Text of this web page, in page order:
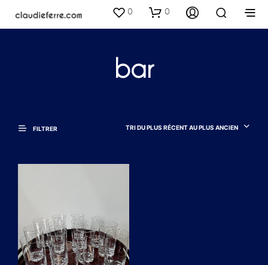
0 0
bar
FILTRER TRI DU PLUS RÉCENT AU PLUS ANCIEN